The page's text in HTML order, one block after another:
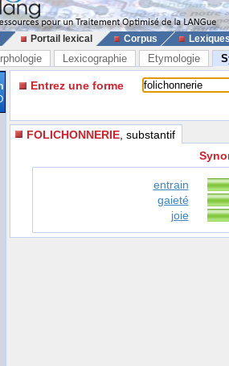
Portail lexical Corpus
Lexicographie Etymologie
Entrez une forme
FOLICHONNERIE , substantif
entrain
gaieté
joie